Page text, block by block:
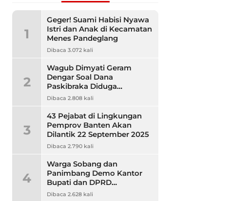
1
Geger! Suami Habisi Nyawa
Istri dan Anak di Kecamatan
Menes Pandeglang
Dibaca 3.072 kali
2
Wagub Dimyati Geram
Dengar Soal Dana
Paskibraka Diduga
Bermasalah, Banyak
Dibaca 2.808 kali
3
43 Pejabat di Lingkungan
Pemprov Banten Akan
Dilantik 22 September 2025
Dibaca 2.790 kali
4
Warga Sobang dan
Panimbang Demo Kantor
Bupati dan DPRD
Pandeglang, Ini
Dibaca 2.628 kali